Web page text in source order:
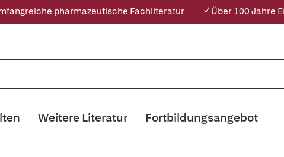
pharmazeutische Fachliteratur ✓ Über 100 Jahre
Weitere Literatur Fortbildungsangebot